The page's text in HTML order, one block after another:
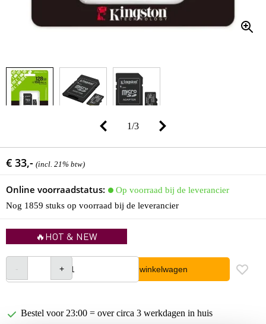
1/3
€ 33,- (incl. 21% btw)
Online voorraadstatus:
Op voorraad bij de leverancier
Nog 1859 stuks op voorraad bij de leverancier
🔥HOT & NEW
In winkelwagen
Bestel voor 23:00 = over circa 3 werkdagen in huis